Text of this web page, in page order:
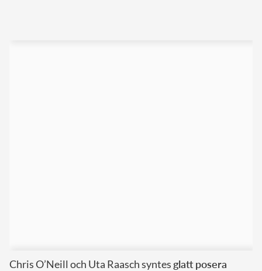
Chris O’Neill och Uta Raasch syntes glatt posera